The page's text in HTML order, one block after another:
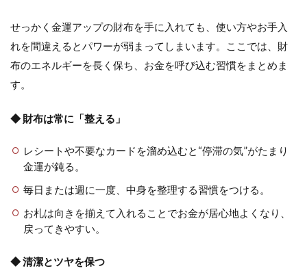
せっかく金運アップの財布を手に入れても、使い方やお手入
れを間違えるとパワーが弱まってしまいます。ここでは、財
布のエネルギーを長く保ち、お金を呼び込む習慣をまとめま
す。
◆ 財布は常に「整える」
レシートや不要なカードを溜め込むと“停滞の気”がたまり
金運が鈍る。
毎日または週に一度、中身を整理する習慣をつける。
お札は向きを揃えて入れることでお金が居心地よくなり、
戻ってきやすい。
◆ 清潔とツヤを保つ